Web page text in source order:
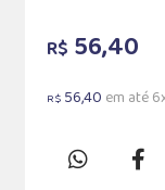
R$ 56,40
R$ 56,40 em até